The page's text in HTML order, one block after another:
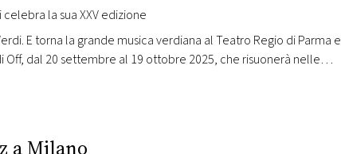
Dal 20 settembre al 19 ottobre 2025 il Festival Verdi celebra la sua XXV edizione
E torna la grande musica verdiana al Teatro Regio di Parma e
dal 20 settembre al 19 ottobre 2025, che risuonerà nelle
quartieri, in…
a Milano